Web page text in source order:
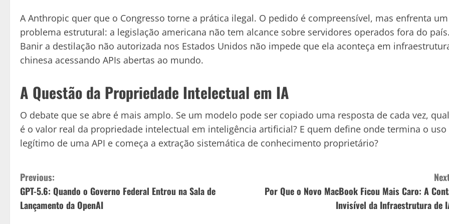
A Anthropic quer que o Congresso torne a prática ilegal. O pedido é compreensível, mas enfrenta um
problema estrutural: a legislação americana não tem alcance sobre servidores operados fora do
Banir a destilação não autorizada nos Estados Unidos não impede que ela aconteça em
chinesa acessando APIs abertas ao mundo.
A Questão da Propriedade Intelectual em IA
O debate que se abre é mais amplo. Se um modelo pode ser copiado uma resposta de cada vez, qual
é o valor real da propriedade intelectual em inteligência artificial? E quem define onde termina o uso
legítimo de uma API e começa a extração sistemática de conhecimento proprietário?
C
o
Previous:
GPT-5.6: Quando o Governo Federal Entrou na Sala de
Lançamento da OpenAI
Por Que o Novo MacBook Ficou Mais Caro: A
Invisível da Infraestrutura de